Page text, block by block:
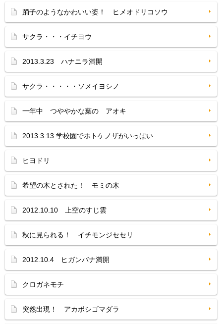
踊子のようなかわいい姿！ ヒメオドリコソウ
サクラ・・・イチヨウ
2013.3.23 ハナニラ満開
サクラ・・・・・ソメイヨシノ
一年中 つややかな葉の アオキ
2013.3.13 学校園でホトケノザがいっぱい
ヒヨドリ
希望の木とされた！ モミの木
2012.10.10 上空のすじ雲
秋に見られる！ イチモンジセセリ
2012.10.4 ヒガンバナ満開
クロガネモチ
突然出現！ アカボシゴマダラ